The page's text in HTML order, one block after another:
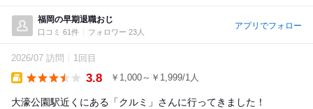
福岡の早期退職おじ
口コミ 61件 フォロワー 23人
アプリでフォロー
2026/07 訪問 1回目
3.8 ￥1,000～￥1,999/1人
大濠公園駅近くにある「クルミ」さんに行ってきました！